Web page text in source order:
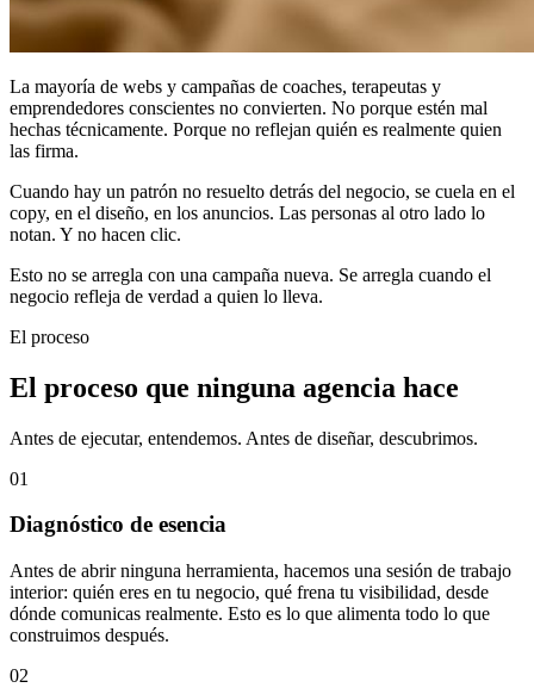
La mayoría de webs y campañas de coaches, terapeutas y
emprendedores conscientes no convierten. No porque estén mal
hechas técnicamente. Porque no reflejan quién es realmente quien
las firma.
Cuando hay un patrón no resuelto detrás del negocio, se cuela en el
copy, en el diseño, en los anuncios. Las personas al otro lado lo
notan. Y no hacen clic.
Esto no se arregla con una campaña nueva. Se arregla cuando el
negocio refleja de verdad a quien lo lleva.
El proceso
El proceso que ninguna agencia hace
Antes de ejecutar, entendemos. Antes de diseñar, descubrimos.
01
Diagnóstico de esencia
Antes de abrir ninguna herramienta, hacemos una sesión de trabajo
interior: quién eres en tu negocio, qué frena tu visibilidad, desde
dónde comunicas realmente. Esto es lo que alimenta todo lo que
construimos después.
02